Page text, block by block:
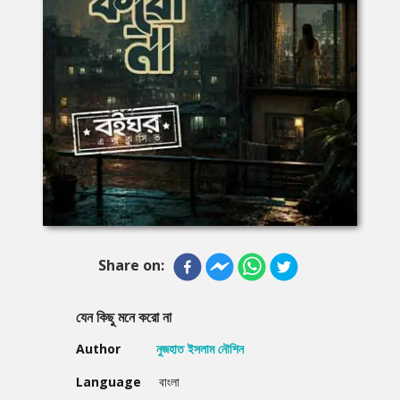
Share on:
যেন কিছু মনে করো না
Author
নুজহাত ইসলাম নৌশিন
Language
বাংলা